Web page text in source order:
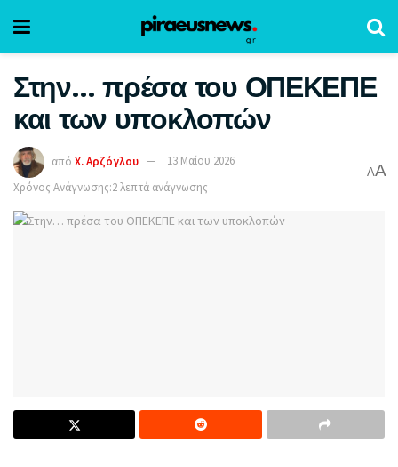
Στην… πρέσα του ΟΠΕΚΕΠΕ
και των υποκλοπών
από Χ. Αρζόγλου
13 Μαΐου 2026
Χρόνος Ανάγνωσης:2 λεπτά ανάγνωσης
AA